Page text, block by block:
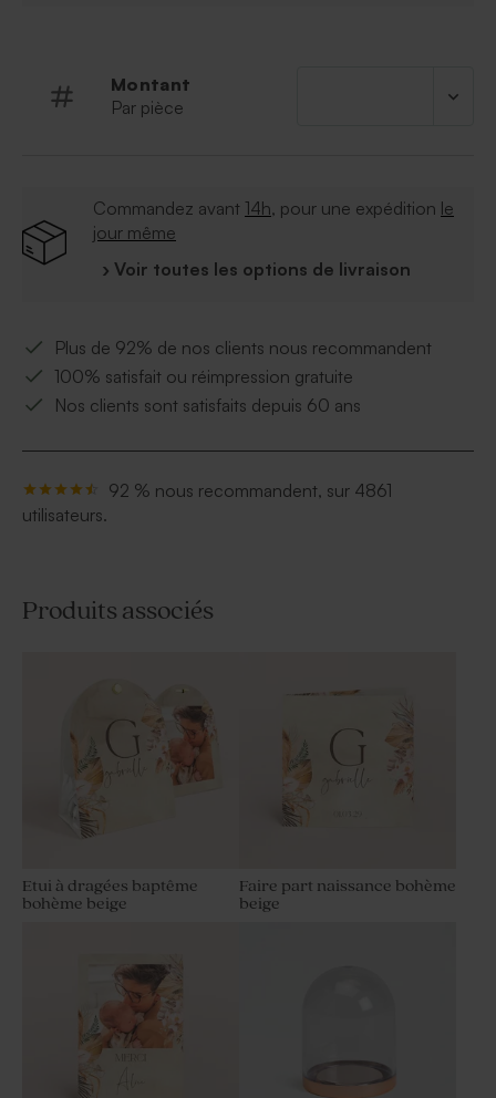
Montant
Par pièce
Commandez avant 14h, pour une expédition le
jour même
› Voir toutes les options de livraison
Plus de 92% de nos clients nous recommandent
100% satisfait ou réimpression gratuite
Nos clients sont satisfaits depuis 60 ans
92 % nous recommandent, sur 4861
utilisateurs.
Produits associés
Etui à dragées baptême
bohème beige
Faire part naissance bohème
beige